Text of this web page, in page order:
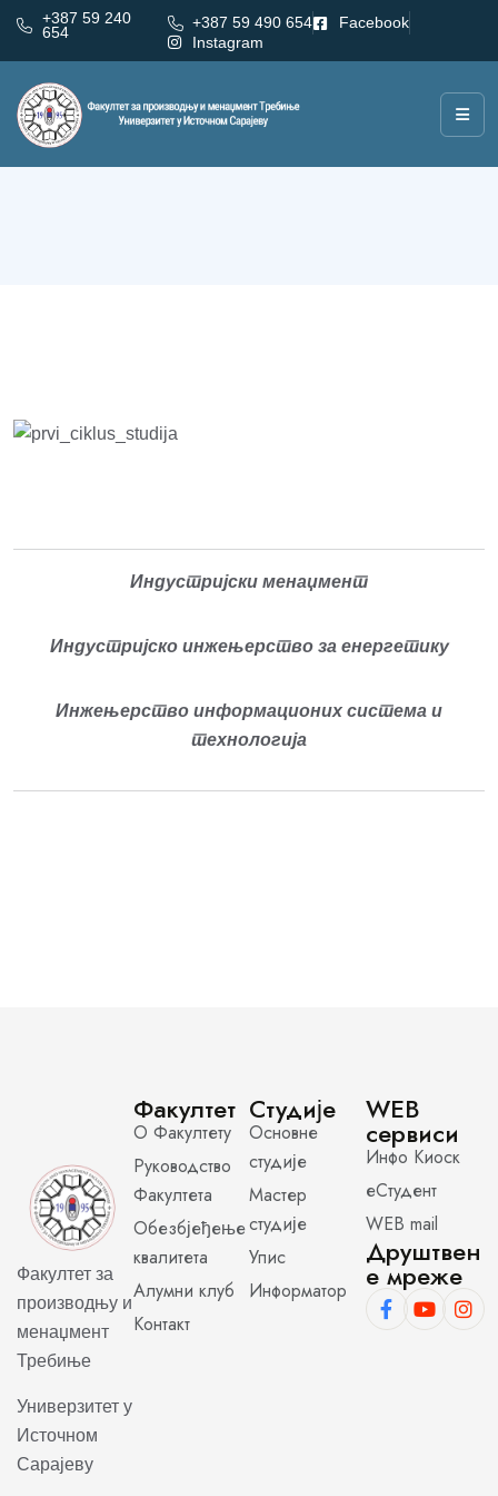
+387 59 240
654
+387 59 490 654
Facebook
Instagram
1. Циклус студија
Индустријски менаџмент
Индустријско инжењерство за енергетику
Инжењерство информационих система и
технологија
Факултет за
производњу и
менаџмент
Требиње
Универзитет у
Источном
Сарајеву
Факултет
О Факултету
Руководство
Факултета
Обезбјеђење
квалитета
Алумни клуб
Контакт
Студије
Основне
студије
Мастер
студије
Упис
Информатор
WEB
сервиси
Инфо Киоск
еСтудент
WEB mail
Друштвен
е мреже